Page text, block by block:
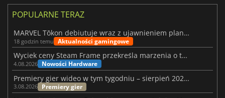
POPULARNE TERAZ
MARVEL Tōkon debiutuje wraz z ujawnieniem planu rozwoju na pierwszy rok
18 godzin temu Aktualności gamingowe
Wyciek ceny Steam Frame przekreśla marzenia o tanim zestawie VR
4.08.2026 Nowości Hardware
Premiery gier wideo w tym tygodniu – sierpień 2026 r. (32. tydzień)
3.08.2026 Premiery gier